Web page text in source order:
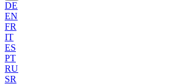
DE
EN
FR
IT
ES
PT
RU
SR